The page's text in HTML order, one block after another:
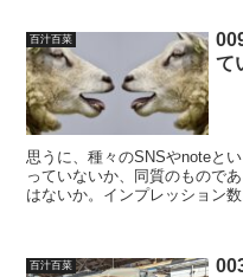
百汁百菜
て
思うに、種々のSNSやnoteと
っていないか、同質のもので
はないか。インプレッション
百汁百菜